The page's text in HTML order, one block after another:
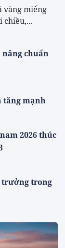
vàng miếng
chiều,...
nâng chuẩn
tăng mạnh
2026 thúc
trưởng trong